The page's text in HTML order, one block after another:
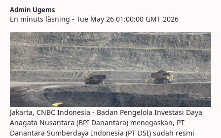
Admin Ugems
En minuts läsning - Tue May 26 01:00:00 GMT 2026
Jakarta, CNBC Indonesia - Badan Pengelola Investasi Daya
Anagata Nusantara (BPI Danantara) menegaskan, PT
Danantara Sumberdaya Indonesia (PT DSI) sudah resmi